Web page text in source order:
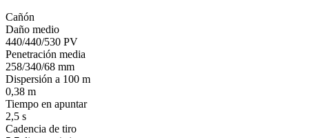
Cañón
Daño medio
440/440/530 PV
Penetración media
258/340/68 mm
Dispersión a 100 m
0,38 m
Tiempo en apuntar
2,5 s
Cadencia de tiro